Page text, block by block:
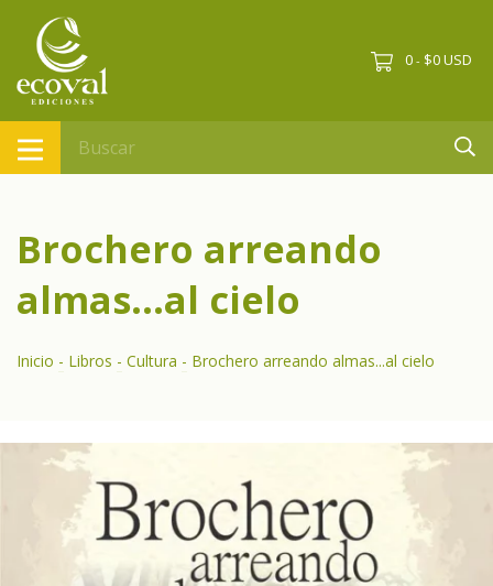
0 - $0 USD
Brochero arreando
almas...al cielo
Inicio - Libros - Cultura - Brochero arreando almas...al cielo